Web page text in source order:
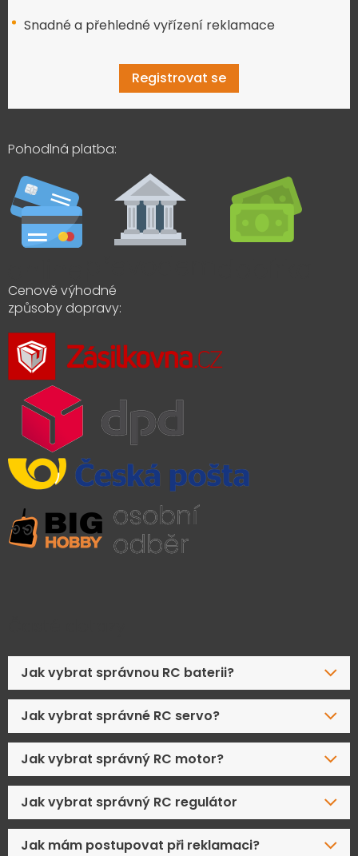
Snadné a přehledné vyřízení reklamace
Registrovat se
Pohodlná platba:
Cenově výhodné
způsoby dopravy:
Jak vybrat správnou RC baterii?
Jak vybrat správné RC servo?
Jak vybrat správný RC motor?
Jak vybrat správný RC regulátor
Jak mám postupovat při reklamaci?